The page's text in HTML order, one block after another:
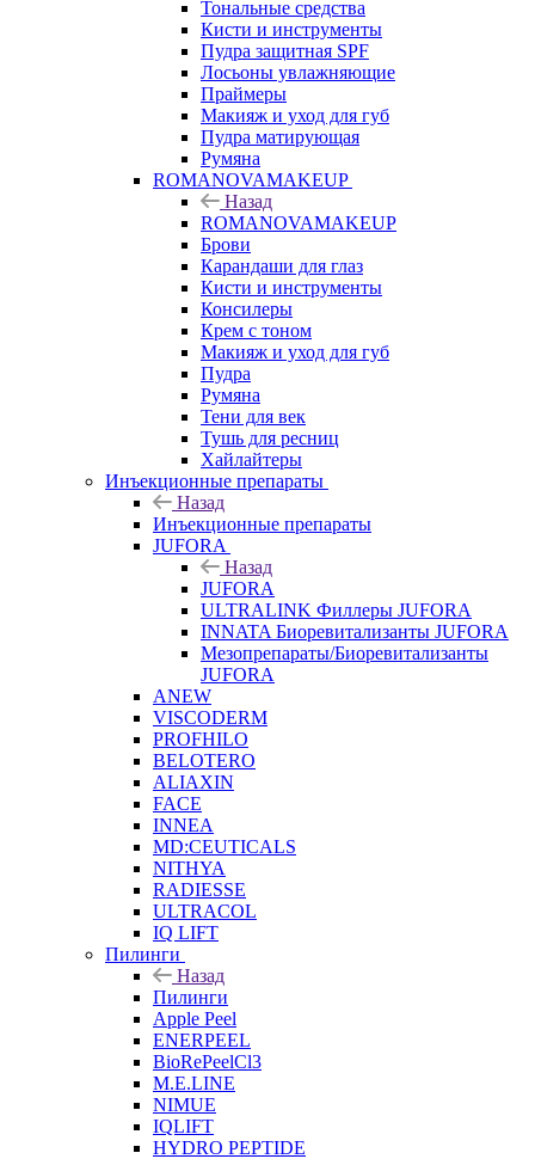
Тональные средства
Кисти и инструменты
Пудра защитная SPF
Лосьоны увлажняющие
Праймеры
Макияж и уход для губ
Пудра матирующая
Румяна
ROMANOVAMAKEUP
Назад
ROMANOVAMAKEUP
Брови
Карандаши для глаз
Кисти и инструменты
Консилеры
Крем с тоном
Макияж и уход для губ
Пудра
Румяна
Тени для век
Тушь для ресниц
Хайлайтеры
Инъекционные препараты
Назад
Инъекционные препараты
JUFORA
Назад
JUFORA
ULTRALINK Филлеры JUFORA
INNATA Биоревитализанты JUFORA
Мезопрепараты/Биоревитализанты
JUFORA
ANEW
VISCODERM
PROFHILO
BELOTERO
ALIAXIN
FACE
INNEA
MD:CEUTICALS
NITHYA
RADIESSE
ULTRACOL
IQ LIFT
Пилинги
Назад
Пилинги
Apple Peel
ENERPEEL
BioRePeelCl3
M.E.LINE
NIMUE
IQLIFT
HYDRO PEPTIDE